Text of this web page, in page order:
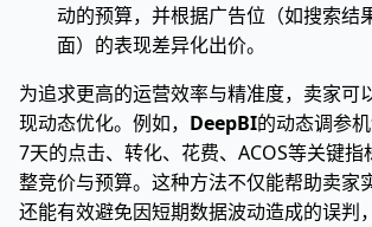
动的预算，并根据广告位（如搜索结
面）的表现差异化出价。
为追求更高的运营效率与精准度，卖家可
现动态优化。例如， DeepBI的动态调参
7天的点击、转化、花费、ACOS等关键指
整竞价与预算。这种方法不仅能帮助卖家
还能有效避免因短期数据波动造成的误判